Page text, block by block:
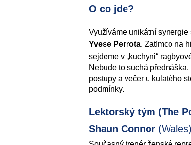
O co jde?
Využíváme unikátní
Yvese Perrota. Zatímco na
sejdeme v „kuchyni“
Nebude to suchá
postupy a večer u kulatého
podmínky.
Lektorský tým (The
Shaun Connor (Wales)